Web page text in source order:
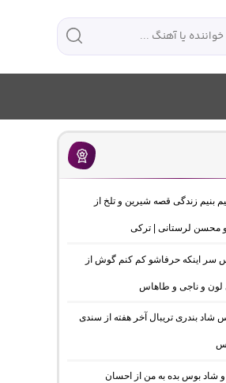
بنیم زندگی قصه شیرین و تلخ از
محسن لرستانی | ترکی
سر اینکه حرفاشو کم کنم گوش از
و ناجی و طاهاس
شاد بندری تریبال آخر هفته از سندی
و شاد بوس بده به من از احسان